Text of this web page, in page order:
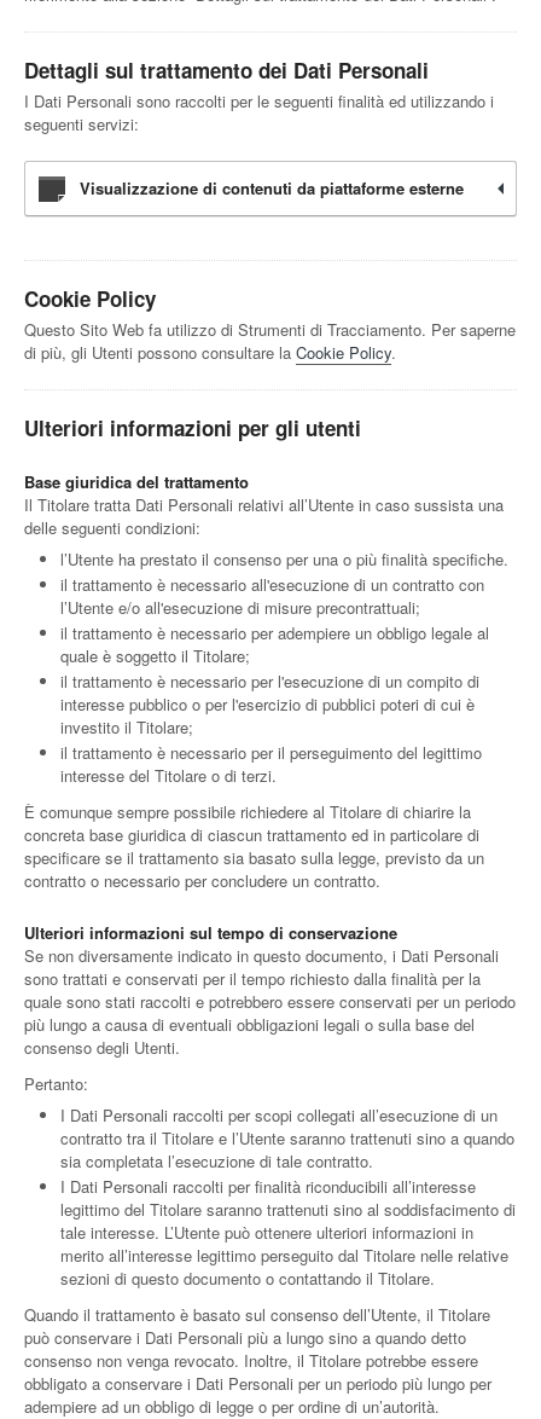
Dettagli sul trattamento dei Dati Personali
I Dati Personali sono raccolti per le seguenti finalità ed utilizzando i
seguenti servizi:
Visualizzazione di contenuti da piattaforme esterne
Cookie Policy
Questo Sito Web fa utilizzo di Strumenti di Tracciamento. Per saperne
di più, gli Utenti possono consultare la Cookie Policy.
Ulteriori informazioni per gli utenti
Base giuridica del trattamento
Il Titolare tratta Dati Personali relativi all’Utente in caso sussista una
delle seguenti condizioni:
l’Utente ha prestato il consenso per una o più finalità specifiche.
il trattamento è necessario all'esecuzione di un contratto con
l’Utente e/o all'esecuzione di misure precontrattuali;
il trattamento è necessario per adempiere un obbligo legale al
quale è soggetto il Titolare;
il trattamento è necessario per l'esecuzione di un compito di
interesse pubblico o per l'esercizio di pubblici poteri di cui è
investito il Titolare;
il trattamento è necessario per il perseguimento del legittimo
interesse del Titolare o di terzi.
È comunque sempre possibile richiedere al Titolare di chiarire la
concreta base giuridica di ciascun trattamento ed in particolare di
specificare se il trattamento sia basato sulla legge, previsto da un
contratto o necessario per concludere un contratto.
Ulteriori informazioni sul tempo di conservazione
Se non diversamente indicato in questo documento, i Dati Personali
sono trattati e conservati per il tempo richiesto dalla finalità per la
quale sono stati raccolti e potrebbero essere conservati per un periodo
più lungo a causa di eventuali obbligazioni legali o sulla base del
consenso degli Utenti.
Pertanto:
I Dati Personali raccolti per scopi collegati all’esecuzione di un
contratto tra il Titolare e l’Utente saranno trattenuti sino a quando
sia completata l’esecuzione di tale contratto.
I Dati Personali raccolti per finalità riconducibili all’interesse
legittimo del Titolare saranno trattenuti sino al soddisfacimento di
tale interesse. L’Utente può ottenere ulteriori informazioni in
merito all’interesse legittimo perseguito dal Titolare nelle relative
sezioni di questo documento o contattando il Titolare.
Quando il trattamento è basato sul consenso dell’Utente, il Titolare
può conservare i Dati Personali più a lungo sino a quando detto
consenso non venga revocato. Inoltre, il Titolare potrebbe essere
obbligato a conservare i Dati Personali per un periodo più lungo per
adempiere ad un obbligo di legge o per ordine di un’autorità.